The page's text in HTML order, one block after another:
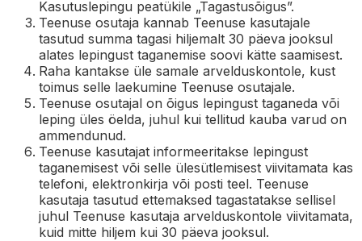
Kasutuslepingu peatükile „Tagastusõigus”.
Teenuse osutaja kannab Teenuse kasutajale
tasutud summa tagasi hiljemalt 30 päeva jooksul
alates lepingust taganemise soovi kätte saamisest.
Raha kantakse üle samale arvelduskontole, kust
toimus selle laekumine Teenuse osutajale.
Teenuse osutajal on õigus lepingust taganeda või
leping üles öelda, juhul kui tellitud kauba varud on
ammendunud.
Teenuse kasutajat informeeritakse lepingust
taganemisest või selle ülesütlemisest viivitamata kas
telefoni, elektronkirja või posti teel. Teenuse
kasutaja tasutud ettemaksed tagastatakse sellisel
juhul Teenuse kasutaja arvelduskontole viivitamata,
kuid mitte hiljem kui 30 päeva jooksul.